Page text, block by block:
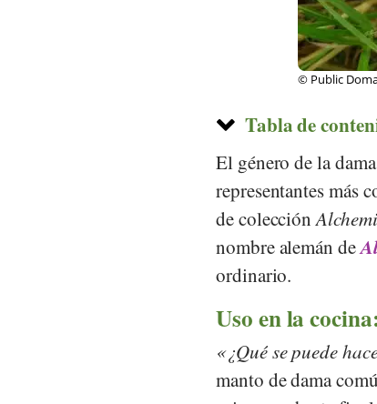
© Public
Tabla de
El género de la
representantes más
de colección
nombre alemán de
ordinario.
Uso en la
¿Qué se puede
manto de dama